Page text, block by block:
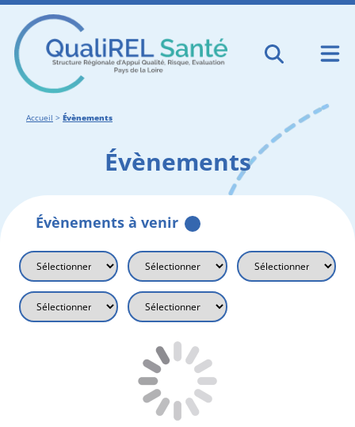
Accueil > Évènements
Évènements
Évènements à venir
Axes thématiques Types d'événements Secteurs d'activité
Départements Dates